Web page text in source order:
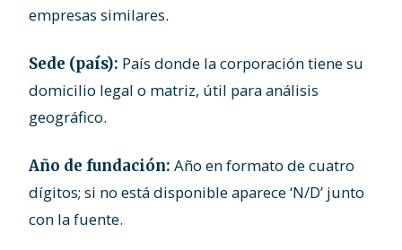
empresas similares.
Sede (país): País donde la corporación tiene su
domicilio legal o matriz, útil para análisis
geográfico.
Año de fundación: Año en formato de cuatro
dígitos; si no está disponible aparece ‘N/D’ junto
con la fuente.